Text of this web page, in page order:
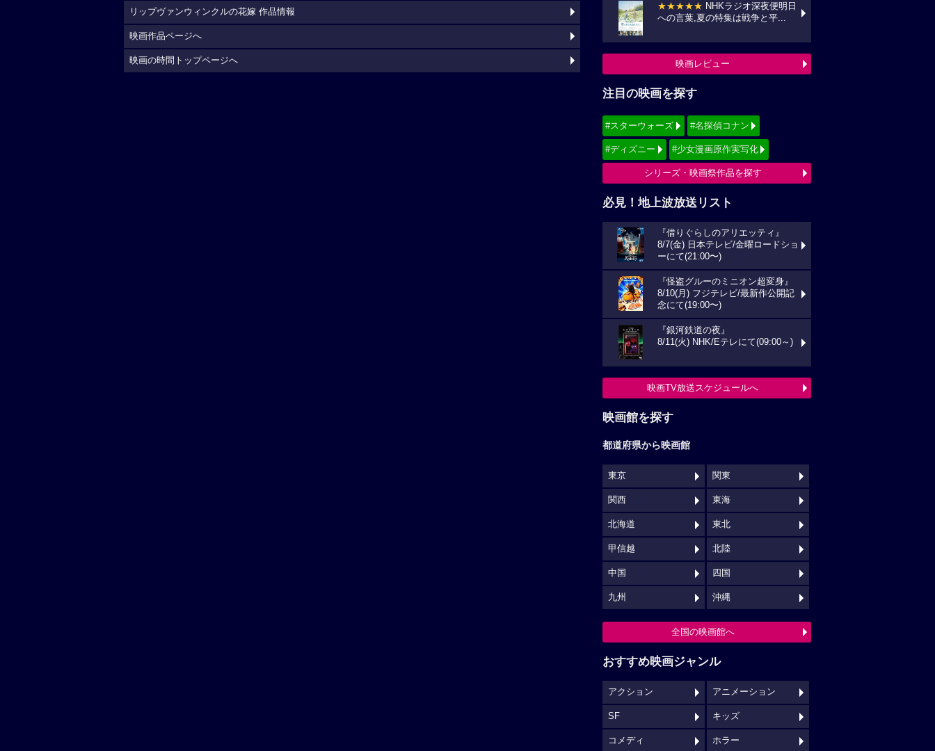
★★★★★ NHKラジオ深夜便明日
への言葉,夏の特集は戦争と平...
映画レビュー
注目の映画を探す
#スターウォーズ #名探偵コナン
#ディズニー #少女漫画原作実写化
シリーズ・映画祭作品を探す
必見！地上波放送リスト
『借りぐらしのアリエッティ』
8/7(金) 日本テレビ/金曜ロードショ
ーにて(21:00〜)
『怪盗グルーのミニオン超変身』
8/10(月) フジテレビ/最新作公開記
念にて(19:00〜)
『銀河鉄道の夜』
8/11(火) NHK/Eテレにて(09:00～)
映画TV放送スケジュールへ
映画館を探す
都道府県から映画館
東京 関東
関西 東海
北海道 東北
甲信越 北陸
中国 四国
九州 沖縄
全国の映画館へ
おすすめ映画ジャンル
アクション アニメーション
SF キッズ
コメディ ホラー
リップヴァンウィンクルの花嫁 作品情報
映画作品ページへ
映画の時間トップページへ